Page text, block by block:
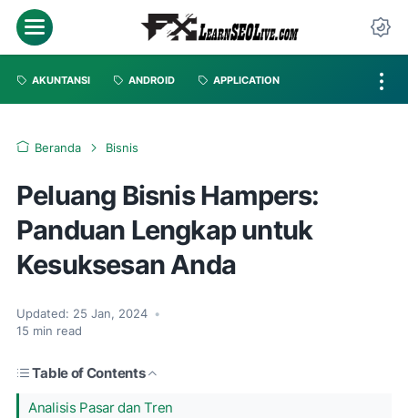
AKUNTANSI ANDROID APPLICATION
Beranda Bisnis
Peluang Bisnis Hampers:
Panduan Lengkap untuk
Kesuksesan Anda
Updated: 25 Jan, 2024 •
15 min read
Table of Contents
Analisis Pasar dan Tren